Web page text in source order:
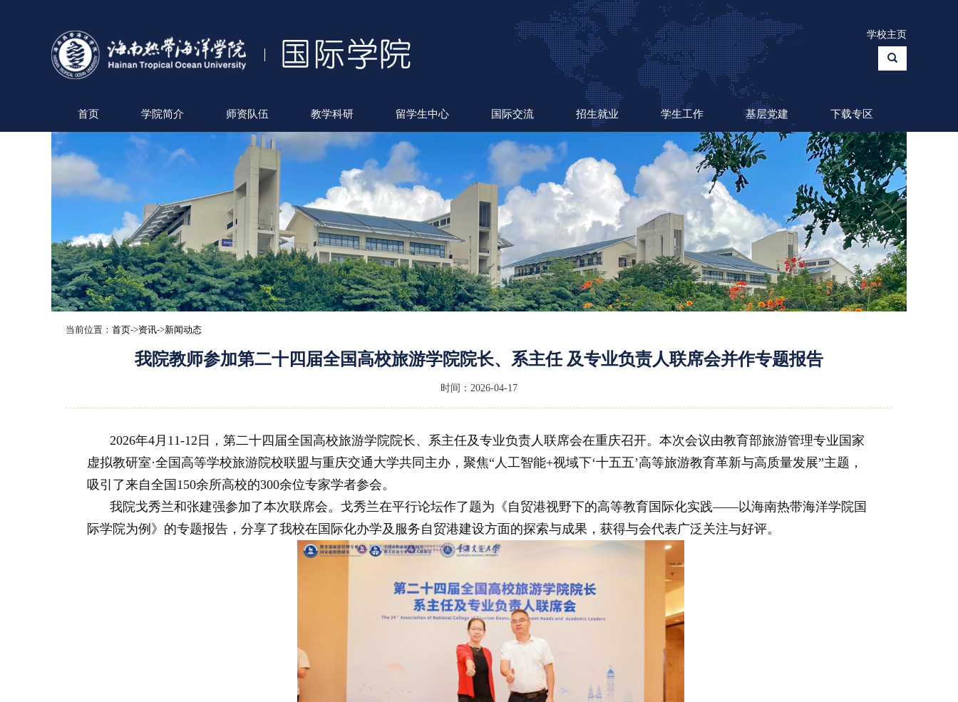
学校主页
首页 学院简介 师资队伍 教学科研 留学生中心 国际交流 招生就业 学生工作 基层党建 下载专区
当前位置： 首页->资讯->新闻动态
我院教师参加第二十四届全国高校旅游学院院长、系主任 及专业负责人联席会并作专题报告
时间：2026-04-17
2026年4月11-12日，第二十四届全国高校旅游学院院长、系主任及专业负责人联席会在重庆召开。本次会议由教育部旅游管理专业国家
虚拟教研室·全国高等学校旅游院校联盟与重庆交通大学共同主办，聚焦“人工智能+视域下‘十五五’高等旅游教育革新与高质量发展”主题，
吸引了来自全国150余所高校的300余位专家学者参会。
我院戈秀兰和张建强参加了本次联席会。戈秀兰在平行论坛作了题为《自贸港视野下的高等教育国际化实践——以海南热带海洋学院国
际学院为例》的专题报告，分享了我校在国际化办学及服务自贸港建设方面的探索与成果，获得与会代表广泛关注与好评。